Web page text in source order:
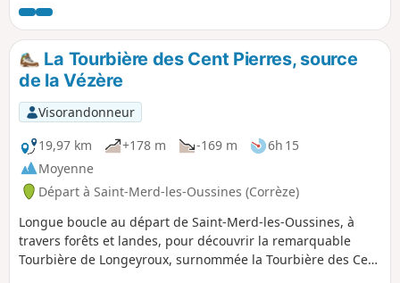
tremper les pieds pour les plus courageux, voire trouver
des petits bassins en traversant le Deiro.
La Tourbière des Cent Pierres, source
de la Vézère
Visorandonneur
19,97 km
+178 m -169 m
6h 15
Moyenne
Départ à Saint-Merd-les-Oussines (Corrèze)
Longue boucle au départ de Saint-Merd-les-Oussines, à
travers forêts et landes, pour découvrir la remarquable
Tourbière de Longeyroux, surnommée la Tourbière des Cent